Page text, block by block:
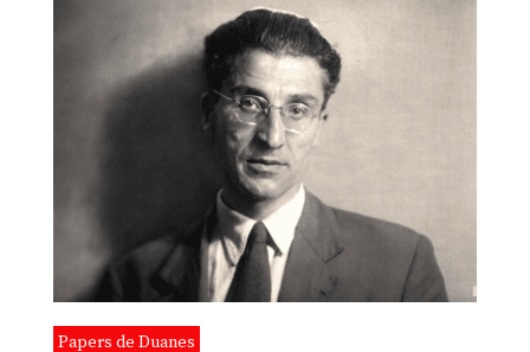
Papers de Duanes